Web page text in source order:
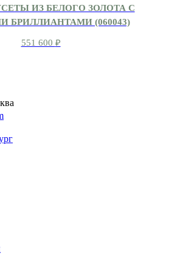
ИЗ БЕЛОГО ЗОЛОТА С
БРИЛЛИАНТАМИ (060043)
551 600 ₽